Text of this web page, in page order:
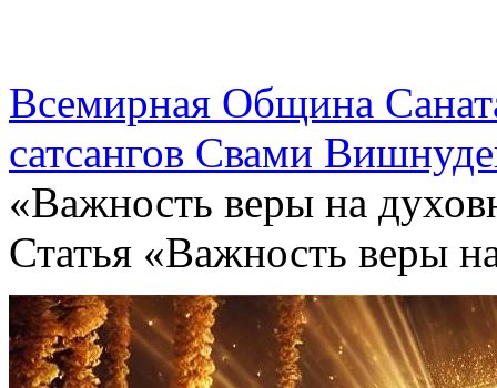
Всемирная Община
сатсангов Свами
«Важность веры на
Статья «Важность веры